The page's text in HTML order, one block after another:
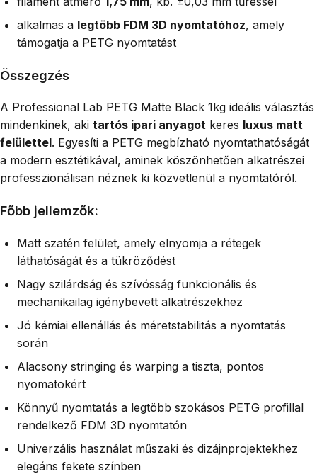
alkalmas a legtöbb FDM 3D nyomtatóhoz, amely
támogatja a PETG nyomtatást
Összegzés
A Professional Lab PETG Matte Black 1kg ideális választás
mindenkinek, aki tartós ipari anyagot keres luxus matt
felülettel. Egyesíti a PETG megbízható nyomtathatóságát
a modern esztétikával, aminek köszönhetően alkatrészei
professzionálisan néznek ki közvetlenül a nyomtatóról.
Főbb jellemzők:
Matt szatén felület, amely elnyomja a rétegek
láthatóságát és a tükröződést
Nagy szilárdság és szívósság funkcionális és
mechanikailag igénybevett alkatrészekhez
Jó kémiai ellenállás és méretstabilitás a nyomtatás
során
Alacsony stringing és warping a tiszta, pontos
nyomatokért
Könnyű nyomtatás a legtöbb szokásos PETG profillal
rendelkező FDM 3D nyomtatón
Univerzális használat műszaki és dizájnprojektekhez
elegáns fekete színben